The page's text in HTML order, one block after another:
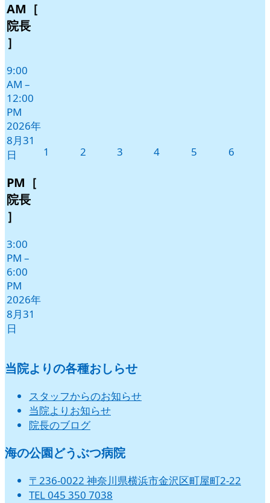
月
31
日
イ
AM［
院長
］
9:00
AM –
12:00
PM
2026年
8月31
日
PM［
院長
］
3:00
PM –
6:00
PM
2026年
8月31
日
1 2 3 42026
5 6
当院よりの各種おしらせ
スタッフからのお知らせ
当院よりお知らせ
院長のブログ
海の公園どうぶつ病院
〒236-0022 神奈川県横浜市金沢区町屋町2-22
TEL 045 350 7038